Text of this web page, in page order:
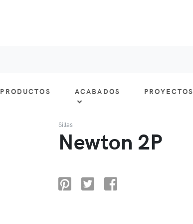
PRODUCTOS ACABADOS PROYECTOS
Sillas
Newton 2P